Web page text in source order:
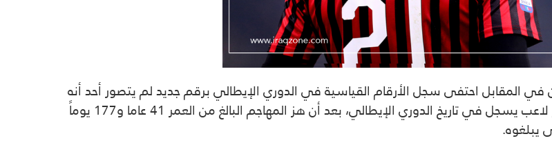
المقابل احتفى سجل الأرقام القياسية في الدوري الإيطالي برقم جديد لم يتصور أحد أنه
سيتحقق، حيث نجح زلاتان إيبراهيموفيتش في اعتلاء قائمة أكبر لاعب يسجل في تاريخ الدوري الإيطالي، بعد أن هز المهاجم البالغ من العمر 41 عاما و177 يوماً
يبلغوه.